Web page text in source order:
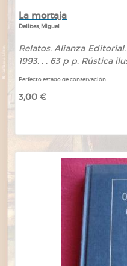
La mortaja
Delibes, Miguel
Relatos. Alianza
1993. . . 63 p p. Rústica
Perfecto estado de conservación
3,00 €